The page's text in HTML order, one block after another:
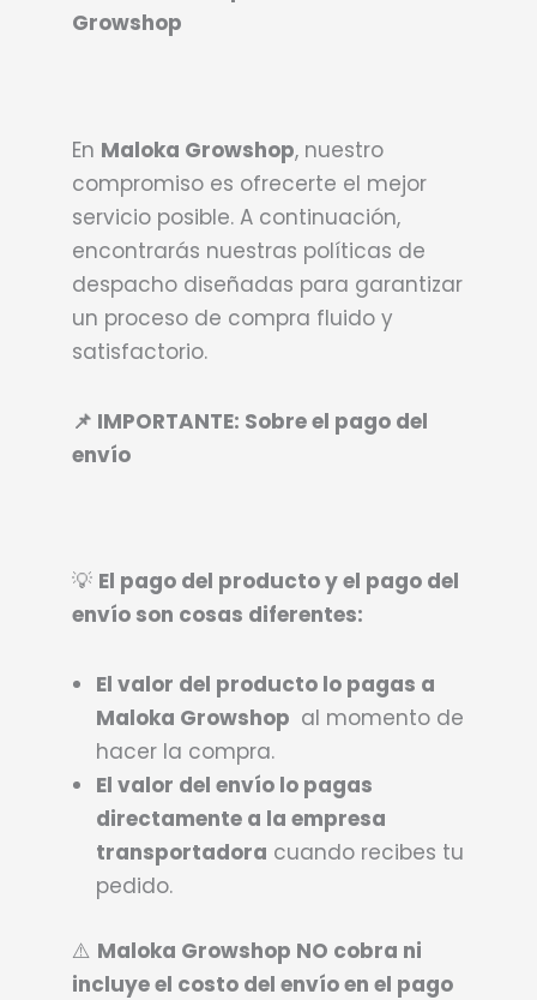
Growshop
En Maloka Growshop, nuestro
compromiso es ofrecerte el mejor
servicio posible. A continuación,
encontrarás nuestras políticas de
despacho diseñadas para garantizar
un proceso de compra fluido y
satisfactorio.
📌 IMPORTANTE: Sobre el pago del
envío
💡 El pago del producto y el pago del
envío son cosas diferentes:
El valor del producto lo pagas a
Maloka Growshop al momento de
hacer la compra.
El valor del envío lo pagas
directamente a la empresa
transportadora cuando recibes tu
pedido.
⚠️ Maloka Growshop NO cobra ni
incluye el costo del envío en el pago